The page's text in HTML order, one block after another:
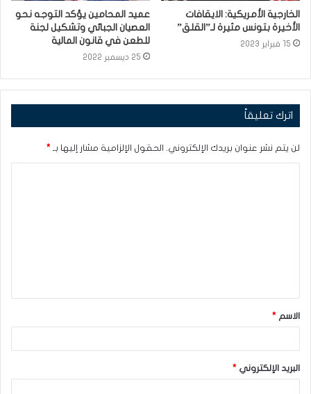
الخارجية الأمريكية: الايقافات
الأخيرة بتونس مثيرة لـ”القلق”
15 فبراير 2023
عميد المحامين يؤكد التوجه نحو
العصيان الجبائي وتشكيل لجنة
للطعن في قانون المالية
25 ديسمبر 2022
اترك تعليقاً
لن يتم نشر عنوان بريدك الإلكتروني. الحقول الإلزامية مشار إليها بـ *
ق
*الاسم *
البريد الإلكتروني *